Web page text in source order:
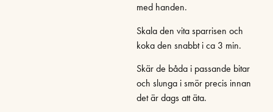
med handen.
Skala den vita sparrisen och
koka den snabbt i ca 3 min.
Skär de båda i passande bitar
och slunga i smör precis innan
det är dags att äta.